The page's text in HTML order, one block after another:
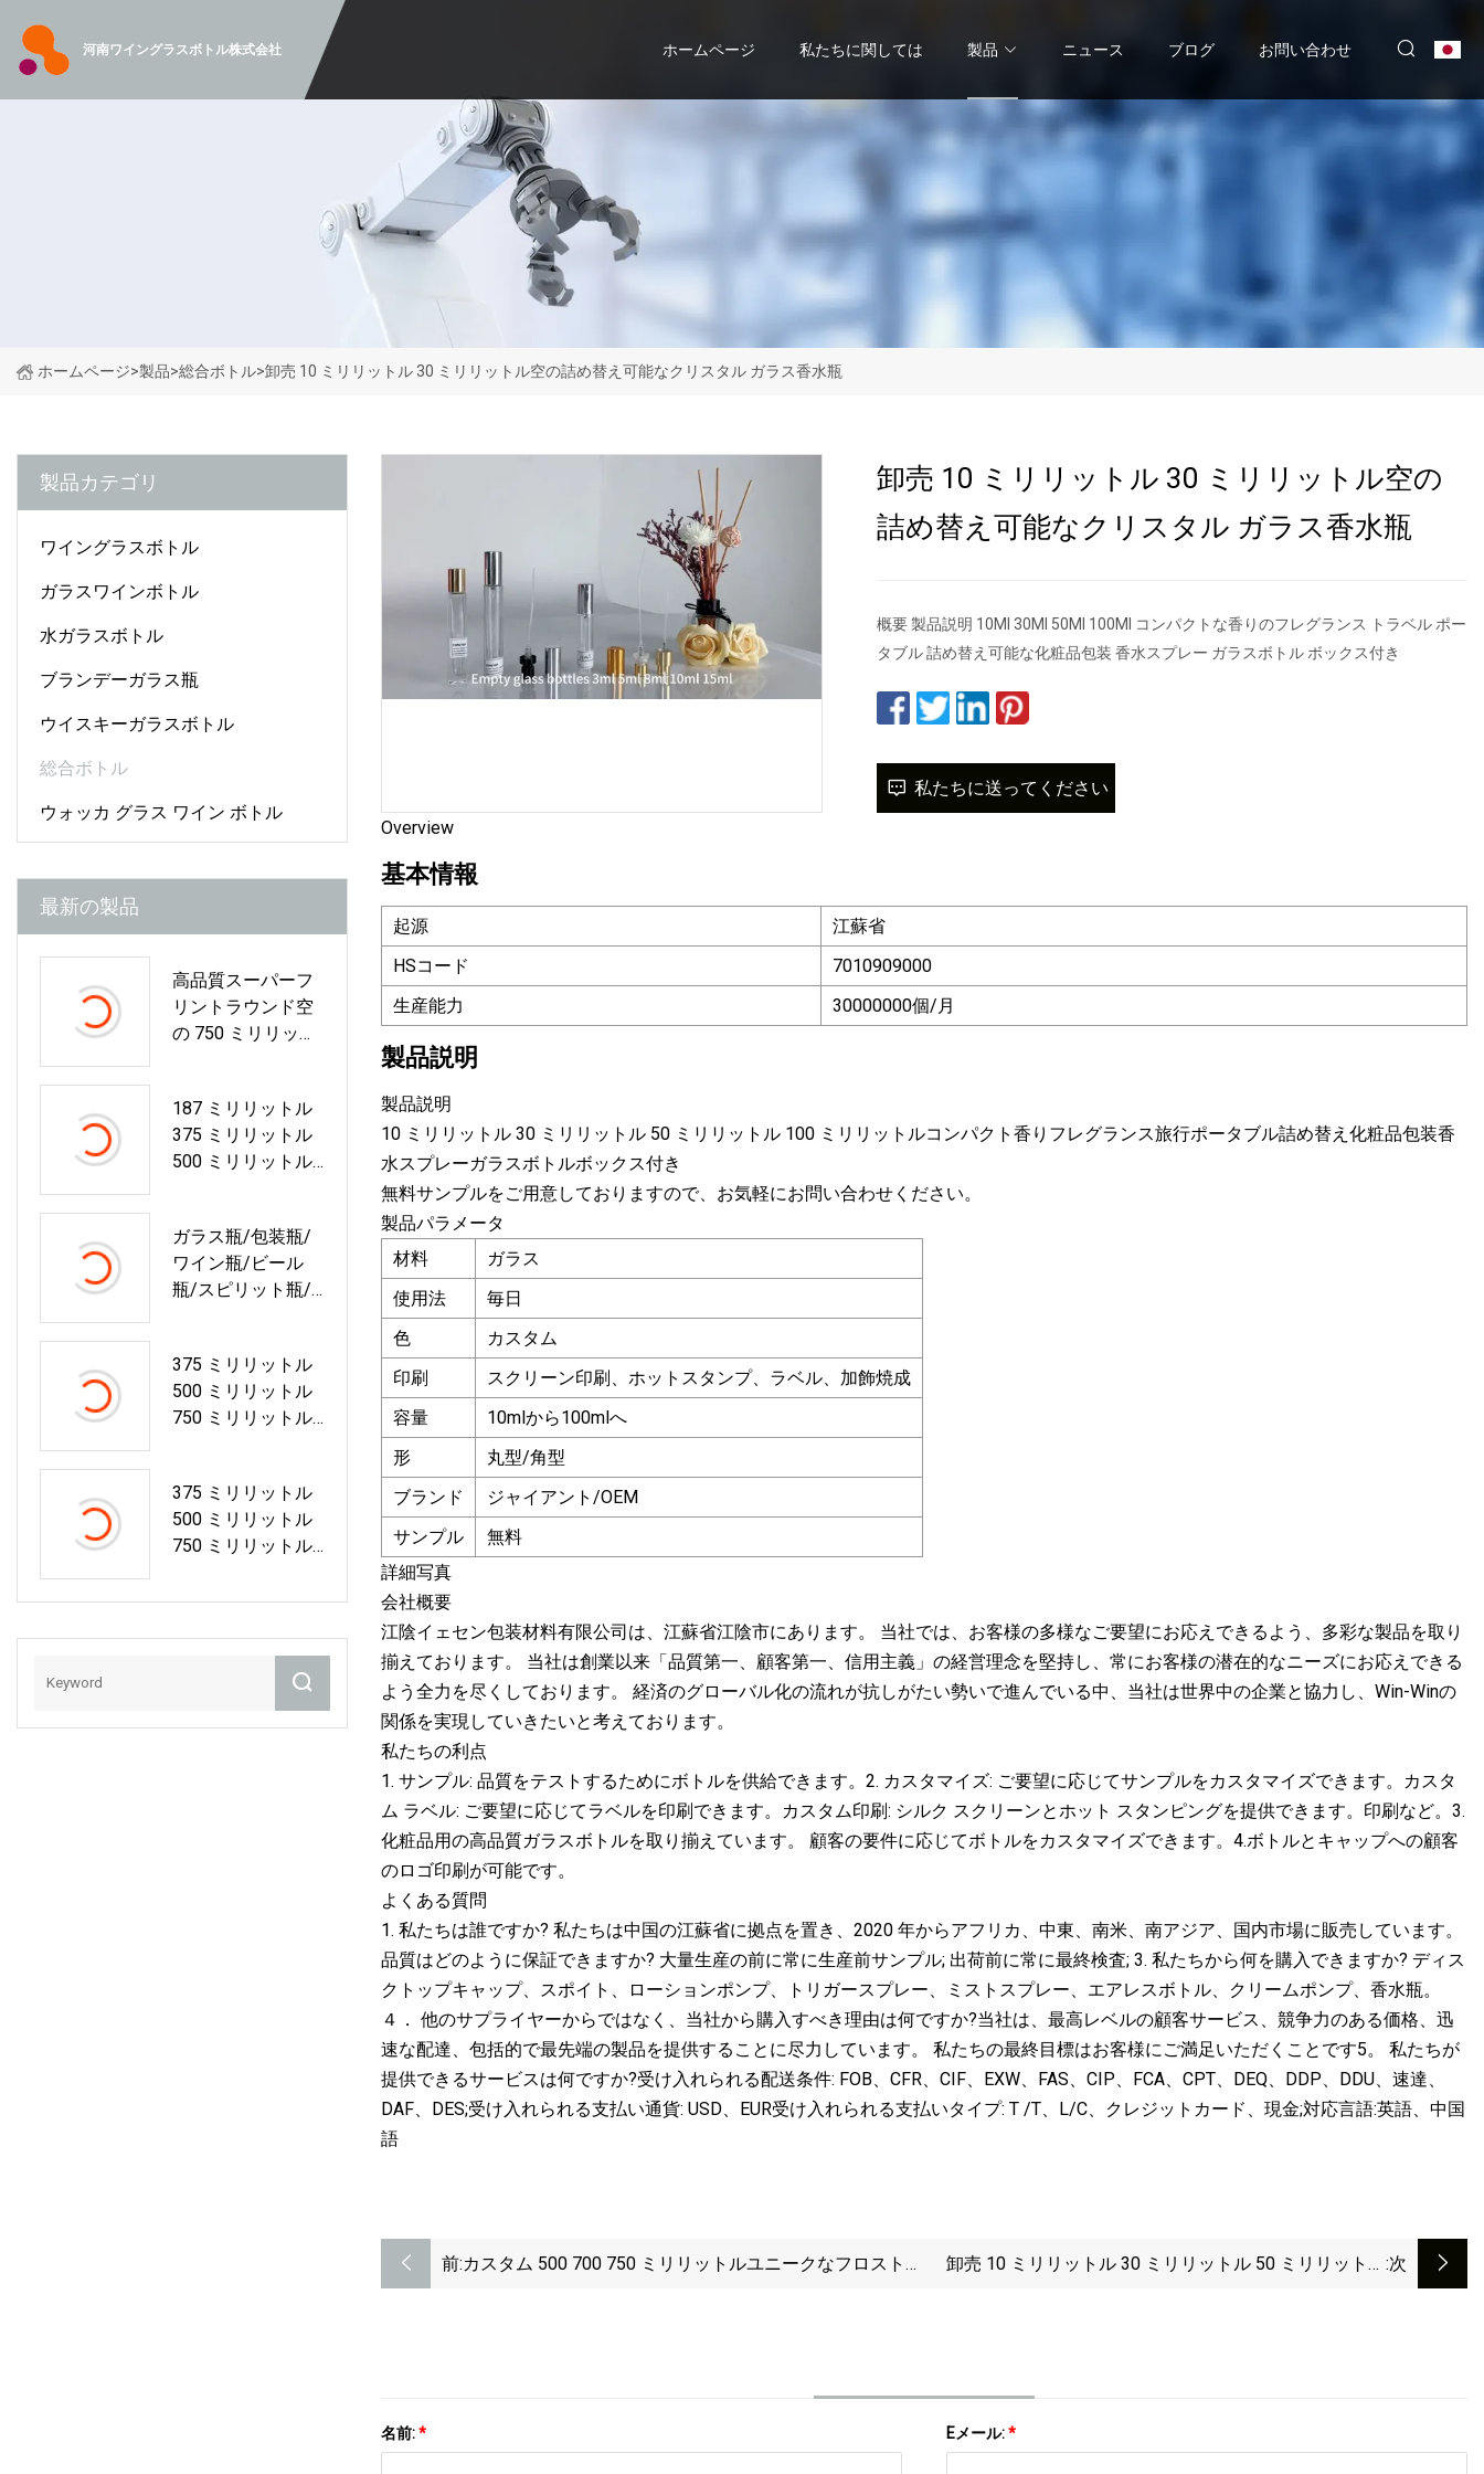
河南ワイングラスボトル株式会社 ホームページ 私たちに関しては 製品 ニュース ブログ お問い合わせ
ホームページ>製品>総合ボトル>卸売 10 ミリリットル 30 ミリリットル空の詰め替え可能なクリスタル ガラス香水瓶
製品カテゴリ
ワイングラスボトル
ガラスワインボトル
水ガラスボトル
ブランデーガラス瓶
ウイスキーガラスボトル
総合ボトル
ウォッカ グラス ワイン ボトル
最新の製品
高品質スーパーフ
リントラウンド空
の 750 ミリリット
ーテキーララムガ
ラスボトルガラス
酒ボトル
187 ミリリットル
375 ミリリットル
500 ミリリットル
ボルドーブルゴー
ニュ形状赤ワイン
ガラスボトルグリ
ガラス瓶/包装瓶/
ワイン瓶/ビール
瓶/スピリット瓶/
375 ミリリットル
500 ミリリットル
750 ミリリットル
ーブランデー Xo
ウォッカ Teliqula
スピリットリキュ
ャンパンガラスボ
プスクリューキャ
375 ミリリットル
500 ミリリットル
750 ミリリットル
フリントウイスキ
ウォッカ Teliqula
スピリットリキュ
ャンパンガラスボ
卸売 10 ミリリットル 30 ミリリットル空の
詰め替え可能なクリスタル ガラス香水瓶
概要 製品説明 10Ml 30Ml 50Ml 100Ml コンパクトな香りのフレグランス トラベル ポー
タブル 詰め替え可能な化粧品包装 香水スプレー ガラスボトル ボックス付き
私たちに送ってください
Overview
基本情報
起源
江蘇省
HSコード
7010909000
生産能力
30000000個/月
製品説明
製品説明
10 ミリリットル 30 ミリリットル 50 ミリリットル 100 ミリリットルコンパクト香りフレグランス旅行ポータブル詰め替え化粧品包装香
水スプレーガラスボトルボックス付き
無料サンプルをご用意しておりますので、お気軽にお問い合わせください。
製品パラメータ
材料
ガラス
使用法
毎日
色
カスタム
印刷
スクリーン印刷、ホットスタンプ、ラベル、加飾焼成
容量
10mlから100mlへ
形
丸型/角型
ブランド
ジャイアント/OEM
サンプル
無料
詳細写真
会社概要
江陰イェセン包装材料有限公司は、江蘇省江陰市にあります。 当社では、お客様の多様なご要望にお応えできるよう、多彩な製品を取り
揃えております。 当社は創業以来「品質第一、顧客第一、信用主義」の経営理念を堅持し、常にお客様の潜在的なニーズにお応えできる
よう全力を尽くしております。 経済のグローバル化の流れが抗しがたい勢いで進んでいる中、当社は世界中の企業と協力し、Win-Winの
関係を実現していきたいと考えております。
私たちの利点
1. サンプル: 品質をテストするためにボトルを供給できます。2. カスタマイズ: ご要望に応じてサンプルをカスタマイズできます。カスタ
ム ラベル: ご要望に応じてラベルを印刷できます。カスタム印刷: シルク スクリーンとホット スタンピングを提供できます。印刷など。3.
化粧品用の高品質ガラスボトルを取り揃えています。 顧客の要件に応じてボトルをカスタマイズできます。4.ボトルとキャップへの顧客
のロゴ印刷が可能です。
よくある質問
1. 私たちは誰ですか? 私たちは中国の江蘇省に拠点を置き、2020 年からアフリカ、中東、南米、南アジア、国内市場に販売しています。
品質はどのように保証できますか? 大量生産の前に常に生産前サンプル; 出荷前に常に最終検査; 3. 私たちから何を購入できますか? ディス
クトップキャップ、スポイト、ローションポンプ、トリガースプレー、ミストスプレー、エアレスボトル、クリームポンプ、香水瓶。
４． 他のサプライヤーからではなく、当社から購入すべき理由は何ですか?当社は、最高レベルの顧客サービス、競争力のある価格、迅
速な配達、包括的で最先端の製品を提供することに尽力しています。 私たちの最終目標はお客様にご満足いただくことです5。 私たちが
提供できるサービスは何ですか?受け入れられる配送条件: FOB、CFR、CIF、EXW、FAS、CIP、FCA、CPT、DEQ、DDP、DDU、速達、
DAF、DES;受け入れられる支払い通貨: USD、EUR受け入れられる支払いタイプ: T /T、L/C、クレジットカード、現金;対応言語:英語、中国
語
前:カスタム 500 700 750 ミリリットルユニークなフロストつ
卸売 10 ミリリットル 30 ミリリットル 50 ミリリットル :次
名前:* Eメール:*